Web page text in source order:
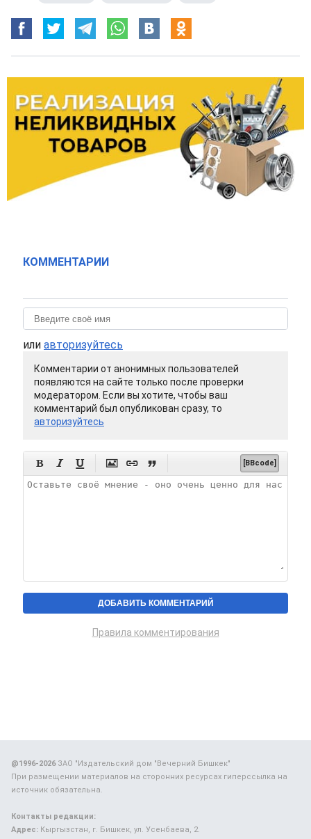
КОММЕНТАРИИ
или авторизуйтесь
Комментарии от анонимных пользователей
появляются на сайте только после проверки
модератором. Если вы хотите, чтобы ваш
комментарий был опубликован сразу, то
авторизуйтесь
      [BBcode]
Правила комментирования
@1996-2026ЗАО "Издательский дом "Вечерний Бишкек"
При размещении материалов на сторонних ресурсах гиперссылка на
источник обязательна.
Контакты редакции:
Адрес: Кыргызстан, г. Бишкек, ул. Усенбаева, 2.